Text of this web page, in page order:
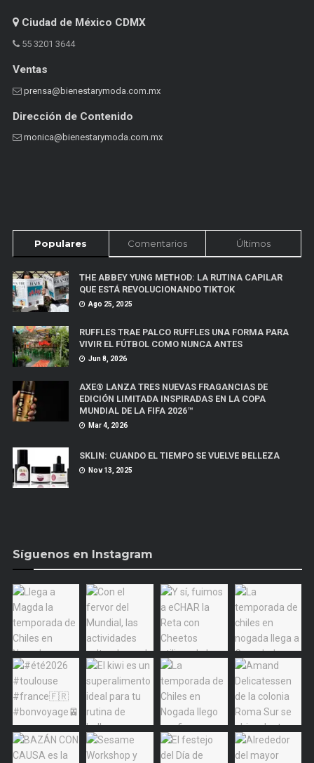
Ciudad de México CDMX
55 3201 3644
Ventas
prensa@bienestarymoda.com.mx
Dirección de Contenido
monica@bienestarymoda.com.mx
Populares Comentarios Últimos
THE ABBEY YUNG METHOD: LA RUTINA CAPILAR
QUE ESTÁ REVOLUCIONANDO TIKTOK
Ago 25, 2025
RUFFLES TRAE PALCO RUFFLES UNA FORMA PARA
VIVIR EL FÚTBOL COMO NUNCA ANTES
Jun 8, 2026
AXE® LANZA TRES NUEVAS FRAGANCIAS DE
EDICIÓN LIMITADA INSPIRADAS EN LA COPA
MUNDIAL DE LA FIFA 2026™
Mar 4, 2026
SKLIN: CUANDO EL TIEMPO SE VUELVE BELLEZA
Nov 13, 2025
Síguenos en Instagram